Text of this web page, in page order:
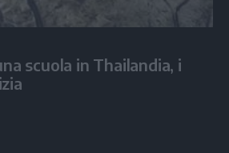
scuola in Thailandia, i